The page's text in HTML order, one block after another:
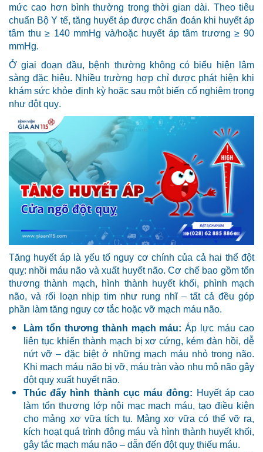
mức cao hơn bình thường trong thời gian dài. Theo tiêu
chuẩn Bộ Y tế, tăng huyết áp được chẩn đoán khi huyết áp
tâm thu ≥ 140 mmHg và/hoặc huyết áp tâm trương ≥ 90
mmHg.
Ở giai đoạn đầu, bệnh thường không có biểu hiện lâm
sàng đặc hiệu. Nhiều trường hợp chỉ được phát hiện khi
khám sức khỏe định kỳ hoặc sau một biến cố nghiêm trọng
như đột quỵ.
Tăng huyết áp là yếu tố nguy cơ chính của cả hai thể đột
quỵ: nhồi máu não và xuất huyết não. Cơ chế bao gồm tổn
thương thành mạch, hình thành huyết khối, phình mạch
não, và rối loạn nhịp tim như rung nhĩ – tất cả đều góp
phần làm tăng nguy cơ tắc hoặc vỡ mạch máu não.
Làm tổn thương thành mạch máu:Áp lực máu cao
liên tục khiến thành mạch bị xơ cứng, kém đàn hồi, dễ
nứt vỡ – đặc biệt ở những mạch máu nhỏ trong não.
Khi mạch máu não bị vỡ, máu tràn vào nhu mô não gây
đột quỵ xuất huyết não.
Thúc đẩy hình thành cục máu đông: Huyết áp cao
làm tổn thương lớp nội mạc mạch máu, tạo điều kiện
cho mảng xơ vữa tích tụ. Mảng xơ vữa có thể vỡ ra,
kích hoạt quá trình đông máu và hình thành huyết khối,
gây tắc mạch máu não – dẫn đến đột quỵ thiếu máu.